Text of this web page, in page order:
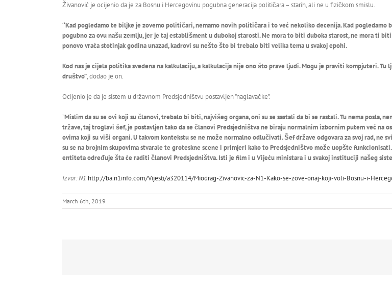
Živanović je ocijenio da je za Bosnu i Hercegovinu pogubna generacija političara – starih, ali ne u fizičkom smislu.
‘‘Kad pogledamo te biljke je zovemo političari, nemamo novih političara i to već nekoliko decenija. Kad
pogubno za ovu našu zemlju, jer je taj establišment u dubokoj starosti. Ne mora to biti duboka starost, ne mora ti
ponovo vraća stotinjak godina unazad, kadrovi su nešto što bi trebalo biti velika tema u svakoj epohi.
Kod nas je cijela politika svedena na kalkulaciju, a kalkulacija nije ono što prave ljudi. Mogu je praviti kompjuteri.
društvo”, dodao je on.
Ocijenio je da je sistem u državnom Predsjedništvu postavljen ”naglavačke”.
”Mislim da su se ovi koji su članovi, trebalo bi biti, najvišeg organa, oni su se sastali da bi se rastali. Tu nema posla,
tržave, taj troglavi šef, je postavljen tako da se članovi Predsjedništva ne biraju normalnim izbornim putem već na
ovima koji su viši organi. U takvom kontekstu se ne može normalno odlučivati. Šef države odgovara za svoj rad, ne
su se na brojnim skupovima stvarale te groteskne scene i primjeri kako to Predsjedništvo može uopšte
entiteta određuje šta će raditi članovi Predsjedništva. Isti je film i u Vijeću ministara i u svakoj instituciji našeg
Izvor: N1 http://ba.n1info.com/Vijesti/a320114/Miodrag-Zivanovic-za-N1-Kako-se-zove-onaj-koji-voli-Bosnu-i-
March 6th, 2019